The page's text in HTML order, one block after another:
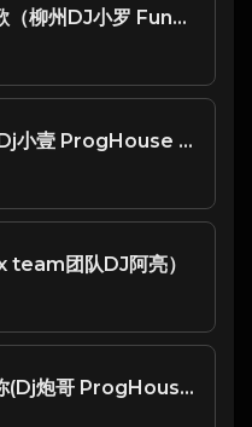
莫文蔚 - 电台情歌（柳州DJ小罗 FunKyHouse Mix）
王菲 - 执迷不悔(Dj小壹 ProgHouse Rmx 2025 粤语)
team团队DJ阿亮）
王力宏 - 依然爱你(Dj炮哥 ProgHouse Mix 国语男)